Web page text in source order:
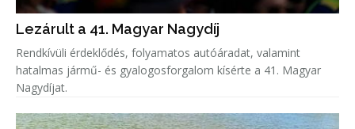
Lezárult a 41. Magyar Nagydíj
Rendkívüli érdeklődés, folyamatos autóáradat, valamint
hatalmas jármű- és gyalogosforgalom kísérte a 41. Magyar
Nagydíjat.